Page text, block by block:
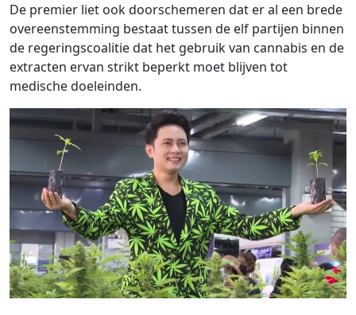
De premier liet ook doorschemeren dat er al een brede
overeenstemming bestaat tussen de elf partijen binnen
de regeringscoalitie dat het gebruik van cannabis en de
extracten ervan strikt beperkt moet blijven tot
medische doeleinden.